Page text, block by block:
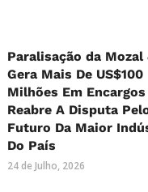
Paralisação da Mozal
Gera Mais De US$100
Milhões Em Encargos
Reabre A Disputa
Futuro Da Maior
Do País
24 de Julho, 2026